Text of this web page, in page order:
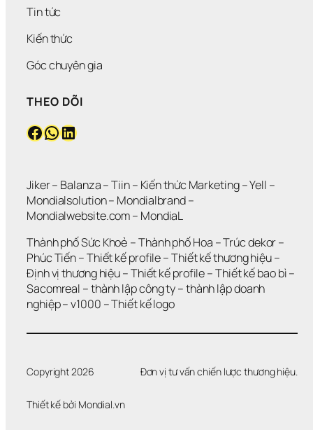
Tin tức
Kiến thức
Góc chuyên gia
THEO DÕI
Facebook WhatsApp LinkedIn
Jiker – Balanza – Tiin – Kiến thức Marketing – Yell
Mondialsolution – Mondialbrand
Mondialwebsite.com – MondiaL
Thành phố Sức Khoẻ – Thành phố Hoa – Trúc dekor
Phúc Tiến – Thiết kế profile – Thiết kế thương hiệu
Định vị thương hiệu – Thiết kế profile – Thiết kế bao bì
Sacomreal – thành lập công ty – thành lập doanh
nghiệp – v1000 – Thiết kế logo
Copyright 2026 Đơn vị tư vấn chiến lược thương hiệu.
Thiết kế bởi Mondial.vn